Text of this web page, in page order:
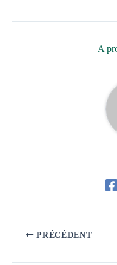
A
PRÉCÉDENT